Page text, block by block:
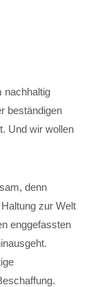
nachhaltig
beständigen
Und wir wollen
denn
zur Welt
enggefassten